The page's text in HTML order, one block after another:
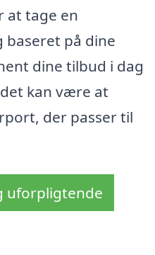
at tage en
på dine
dine tilbud i dag
kan være at
der passer til
uforpligtende